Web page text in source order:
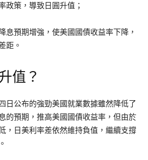
政策，導致日圓升值；
息預期增強，使美國國債收益率下降，
距。
值？
日公布的強勁美國就業數據雖然降低了
的預期，推高美國國債收益率，但由於
，日美利率差依然維持負值，繼續支撐